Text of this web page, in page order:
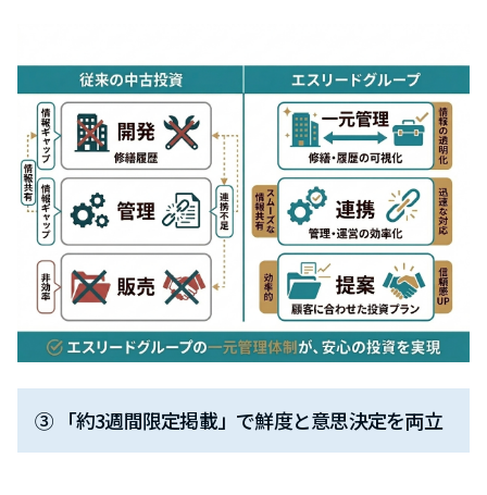
③ 「約3週間限定掲載」で鮮度と意思決定を両立